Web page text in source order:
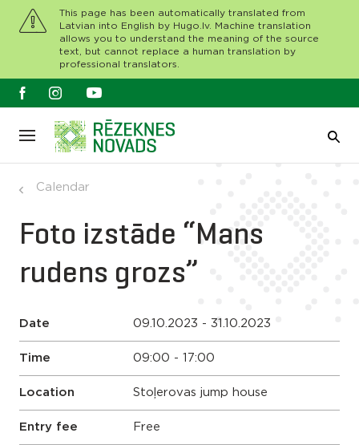
This page has been automatically translated from
Latvian into English by Hugo.lv. Machine translation
allows you to understand the meaning of the source
text, but cannot replace a human translation by
professional translators.
Calendar
Foto izstāde “Mans
rudens grozs”
Date 09.10.2023 - 31.10.2023
Time 09:00 - 17:00
Location Stoļerovas jump house
Entry fee Free